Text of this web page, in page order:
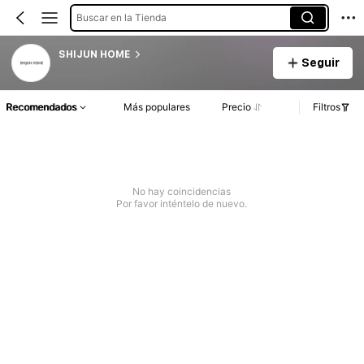
Buscar en la Tienda
SHIJUN HOME
Seguir
Recomendados Más populares Precio Filtros
No hay coincidencias
Por favor inténtelo de nuevo.